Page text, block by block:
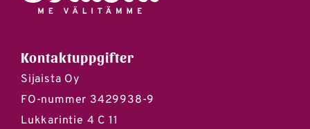
Kontaktuppgifter
Sijaista Oy
FO-nummer 3429938-9
Lukkarintie 4 C 11